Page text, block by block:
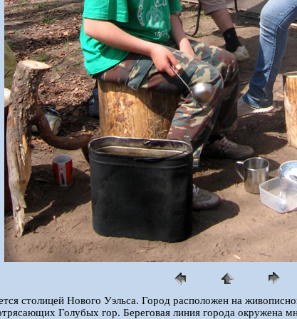
столицей Нового Уэльса. Город расположен на
Голубых гор. Береговая линия города окружена